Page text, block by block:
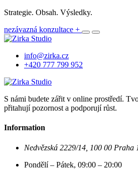
Strategie. Obsah. Výsledky.
nezávazná konzultace +
info@zirka.cz
+420 777 799 952
S námi budete zářit v online prostředí.
přitahují pozornost a podporují růst.
Information
Nedvězská 2229/14, 100 00 Praha
Pondělí – Pátek, 09:00 – 20:00